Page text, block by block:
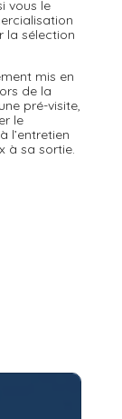
vous le
la sélection
mis en
de la
pré-visite,
le
l’entretien
à sa sortie.